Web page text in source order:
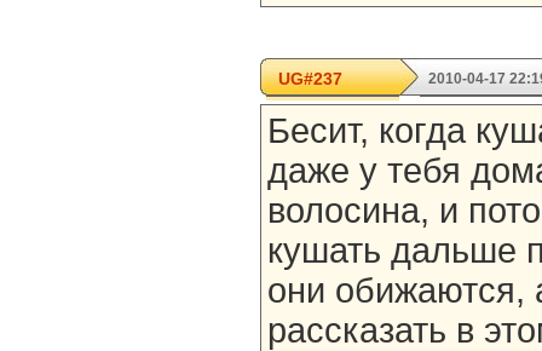
UG#237 2010-04-17
Бесит, когда
даже у тебя
волосина, и
кушать дальше
они обижаются,
рассказать в